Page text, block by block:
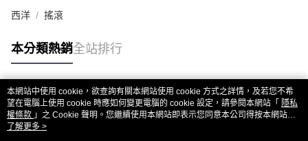
西洋 搖滾
本分類熱銷全站排行
熱門標籤
本網站中使用 cookie，欲查詢有關本網站使用 cookie 方式之詳情，及若您不希
望在電腦上使用 cookie 時應如何變更電腦的 cookie 設定，請參閱本網站「 隱私
權條款 」之 Cookie 聲明。您繼續使用本網站即表示您同意本公司得按本網站使
用條款之 Cookie 聲明使用 cookie。
了解更多 >